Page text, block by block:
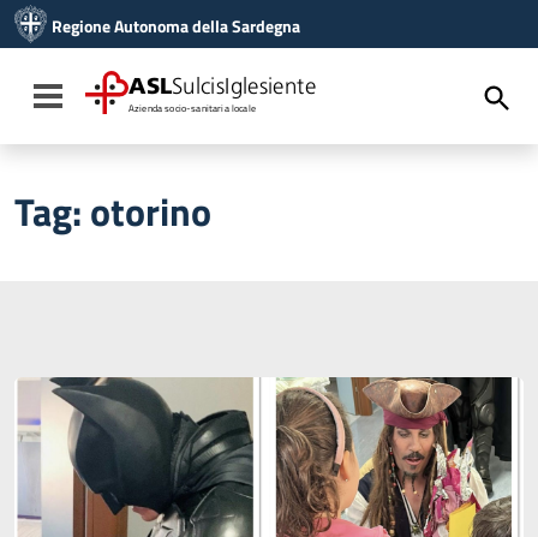
Vai al menu di navigazione
Vai al footer
Regione Autonoma della Sardegna
Toggle navigation
ASLSulcisIglesiente
Azienda socio-sanitaria locale
Tag:otorino